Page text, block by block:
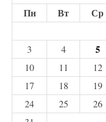
Пн
Вт Ср
3
4 5
10
11 12
17
18 19
24
25 26